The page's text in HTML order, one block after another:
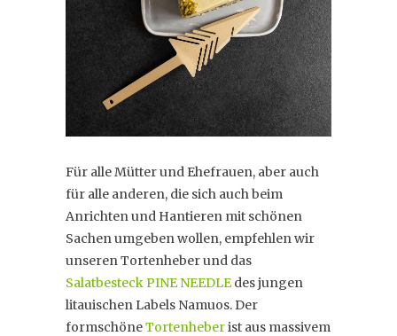
Für alle Mütter und Ehefrauen, aber auch
für alle anderen, die sich auch beim
Anrichten und Hantieren mit schönen
Sachen umgeben wollen, empfehlen wir
unseren Tortenheber und das
Salatbesteck PINE NEEDLEdes jungen
litauischen Labels Namuos. Der
formschöneTortenheberist aus massivem